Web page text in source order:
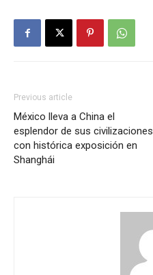
Previous article
México lleva a China el
esplendor de sus civilizaciones
con histórica exposición en
Shanghái